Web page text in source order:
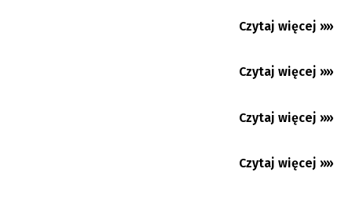
06.08.2026
Czytaj więcej »»
05.08.2026
Czytaj więcej »»
05.08.2026
Czytaj więcej »»
05.08.2026
Czytaj więcej »»
Trzyniec: Věra Palkovská rezygnuje ze startu